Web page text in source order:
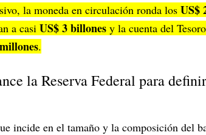
la moneda en circulación ronda los US$
a casi US$ 3 billones y la cuenta del
.
la Reserva Federal para
incide en el tamaño y la composición del